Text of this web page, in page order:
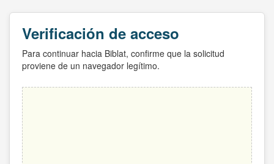
Verificación de acceso
Para continuar hacia Biblat, confirme que la solicitud
proviene de un navegador legítimo.